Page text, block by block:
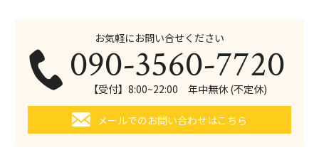
お気軽にお問い合せください
090-3560-7720
【受付】8:00~22:00 年中無休 (不定休)
メールでのお問い合わせはこちら